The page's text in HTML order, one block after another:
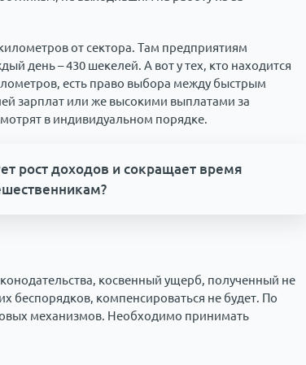
от сектора. Там предприятиям
день – 430 шекелей. А вот у тех, кто находится
есть право выбора между быстрым
зарплат или же высокими выплатами за
в индивидуальном порядке.
рост доходов и сокращает время
косвенный ущерб, полученный не
беспорядков, компенсироваться не будет. По
механизмов. Необходимо принимать